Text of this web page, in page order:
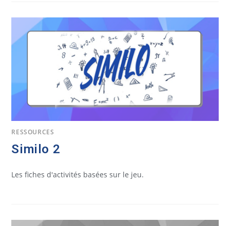
RESSOURCES
Similo 2
Les fiches d'activités basées sur le jeu.